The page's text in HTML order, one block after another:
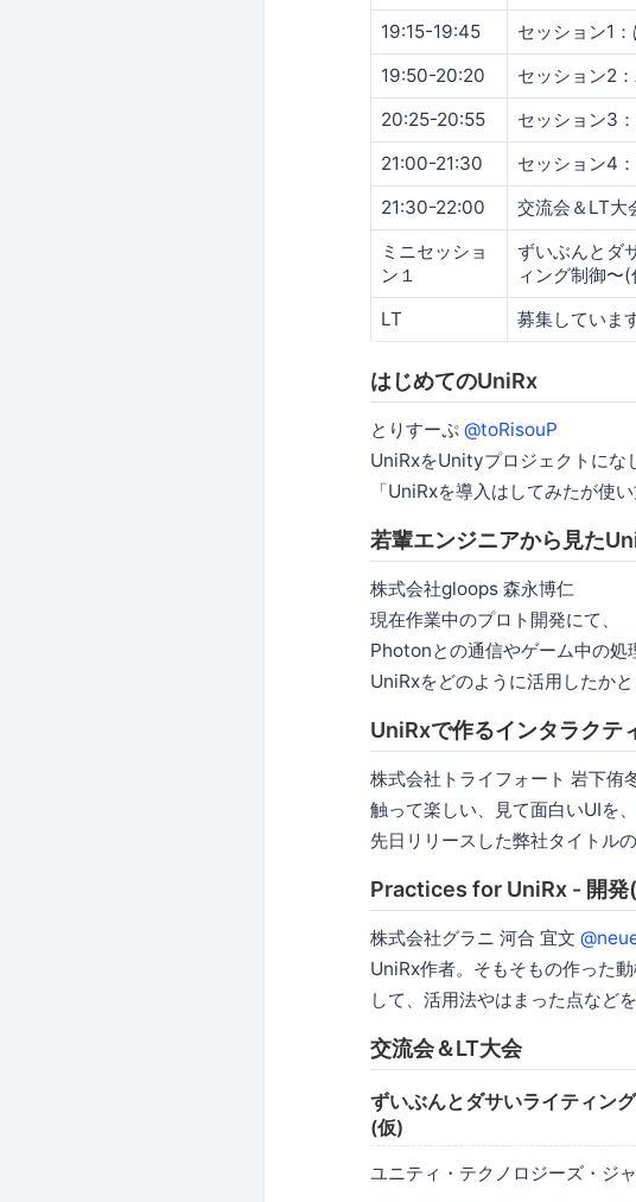
19:15-19:45
セッション1
19:50-20:20
セッション2
20:25-20:55
セッション3
21:00-21:30
セッション4
21:30-22:00
交流会＆LT大
ミニセッショ
ン１
ずいぶんとダ
ィング制御〜(
LT
募集しています
はじめてのUniRx
とりすーぷ @toRisouP
UniRxをUnityプロジェクトにな
「UniRxを導入はしてみたが使
若輩エンジニアから見た
株式会社gloops 森永博仁
現在作業中のプロト開発にて、
Photonとの通信やゲーム中の処
UniRxをどのように活用したか
UniRxで作るインタラクテ
株式会社トライフォート 岩下侑
触って楽しい、見て面白いUIを
先日リリースした弊社タイトル
Practices for UniRx - 開発
株式会社グラニ 河合 宜文
UniRx作者。そもそもの作った
して、活用法やはまった点など
交流会＆LT大会
ずいぶんとダサいライティン
(仮)
ユニティ・テクノロジーズ・ジ